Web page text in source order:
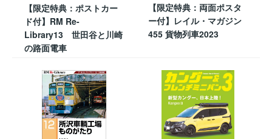
【限定特典：ポストカー
ド付】RM Re-
Library13 世田谷と川崎
の路面電車
【限定特典：両面ポスタ
ー付】レイル・マガジン
455 貨物列車2023